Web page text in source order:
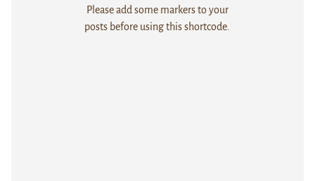
Please add some markers to your
posts before using this shortcode.